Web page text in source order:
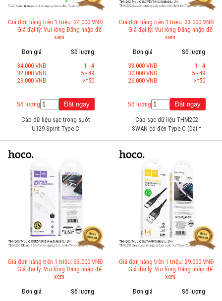
Giá đơn hàng trên 1 triệu: 34.000 VNĐ
Giá đại lý: Vui lòng Đăng nhập để
xem
Đơn giá
34.000 VNĐ
32.000 VNĐ
29.000 VNĐ
Số lượng
1 - 4
5 - 49
>=50
Số lượng
Cáp dữ liệu sạc trong suốt
U129 Spirit Type-C
Giá đơn hàng trên 1 triệu: 33.000 VNĐ
Giá đại lý: Vui lòng Đăng nhập để
xem
Đơn giá
33.000 VNĐ
30.000 VNĐ
26.000 VNĐ
Số lượng
1 - 4
5 - 49
>=50
Số lượng
Cáp sạc dữ liệu THM202
SWAN có đèn Type-C (Dài =
Giá đơn hàng trên 1 triệu: 33.000 VNĐ
Giá đại lý: Vui lòng Đăng nhập để
xem
Đơn giá
Số lượng
Giá đơn hàng trên 1 triệu: 29.000 VNĐ
Giá đại lý: Vui lòng Đăng nhập để
xem
Đơn giá
Số lượng